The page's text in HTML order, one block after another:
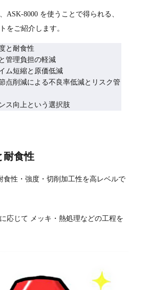
ASK-8000 を使うことで得られる、
をご紹介します。
と耐食性
管理負担の軽減
ム短縮と原価低減
点削減による不良率低減とリスク管
ス向上という選択肢
耐食性
食性・強度・切削加工性を高レベルで
応じて メッキ・熱処理などの工程を